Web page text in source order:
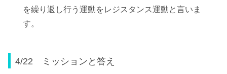
を繰り返し行う運動をレジスタンス運動と言いま
す。
4/22 ミッションと答え